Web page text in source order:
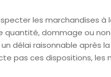
les marchandises
quantité, dommage ou
délai raisonnable après
pas ces dispositions,